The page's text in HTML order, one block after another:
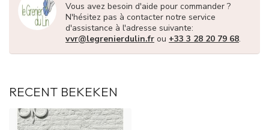
Vous avez besoin d'aide pour commander ?
N'hésitez pas à contacter notre service
d'assistance à l'adresse suivante:
vvr@legrenierdulin.fr ou +33 3 28 20 79 68.
RECENT BEKEKEN